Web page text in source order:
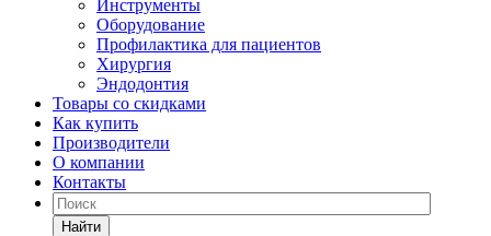
Инструменты
Оборудование
Профилактика для пациентов
Хирургия
Эндодонтия
Товары со скидками
Как купить
Производители
О компании
Контакты
Найти